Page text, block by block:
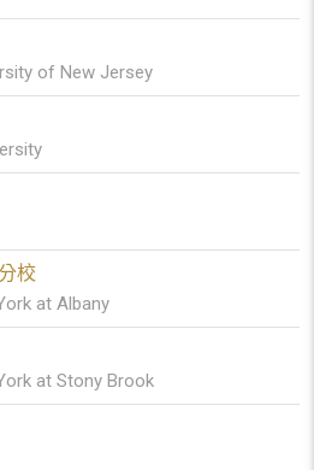
of New Jersey
校
at Albany
at Stony Brook